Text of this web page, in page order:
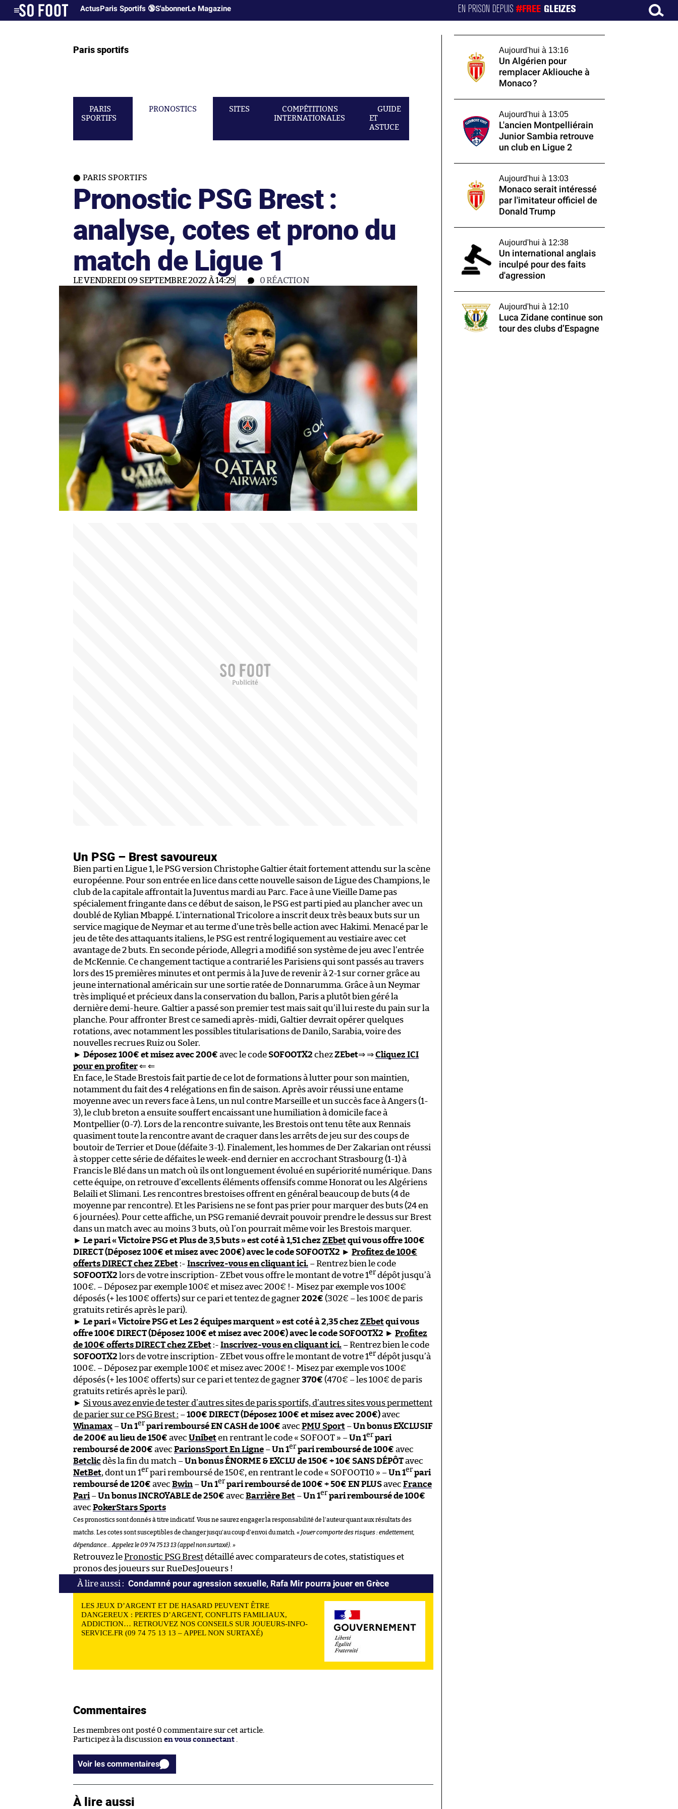
ActusParis Sportifs 🔞S'abonnerLe Magazine EN PRISON DEPUIS#FREE GLEIZES
Paris sportifs
PARIS
SPORTIFS
PRONOSTICS SITES
COMPÉTITIONS
INTERNATIONALES
GUIDE
ET
ASTUCE
PARIS SPORTIFS
Pronostic PSG Brest :
analyse, cotes et prono du
match de Ligue 1
LE VENDREDI 09 SEPTEMBRE 2022 À 14:29 0RÉACTION
Un PSG – Brest savoureux
Bien parti en Ligue 1, le PSG version Christophe Galtier était fortement attendu sur la scène
européenne. Pour son entrée en lice dans cette nouvelle saison de Ligue des Champions, le
club de la capitale affrontait la Juventus mardi au Parc. Face à une Vieille Dame pas
spécialement fringante dans ce début de saison, le PSG est parti pied au plancher avec un
doublé de Kylian Mbappé. L’international Tricolore a inscrit deux très beaux buts sur un
service magique de Neymar et au terme d’une très belle action avec Hakimi. Menacé par le
jeu de tête des attaquants italiens, le PSG est rentré logiquement au vestiaire avec cet
avantage de 2 buts. En seconde période, Allegri a modifié son système de jeu avec l’entrée
de McKennie. Ce changement tactique a contrarié les Parisiens qui sont passés au travers
lors des 15 premières minutes et ont permis à la Juve de revenir à 2-1 sur corner grâce au
jeune international américain sur une sortie ratée de Donnarumma. Grâce à un Neymar
très impliqué et précieux dans la conservation du ballon, Paris a plutôt bien géré la
dernière demi-heure. Galtier a passé son premier test mais sait qu’il lui reste du pain sur la
planche. Pour affronter Brest ce samedi après-midi, Galtier devrait opérer quelques
rotations, avec notamment les possibles titularisations de Danilo, Sarabia, voire des
nouvelles recrues Ruiz ou Soler.
► Déposez 100€ et misez avec 200€ avec le code SOFOOTX2 chezZEbet⇒ ⇒Cliquez ICI
pour en profiter⇐ ⇐
En face, le Stade Brestois fait partie de ce lot de formations à lutter pour son maintien,
notamment du fait des 4 relégations en fin de saison. Après avoir réussi une entame
moyenne avec un revers face à Lens, un nul contre Marseille et un succès face à Angers (1-
3), le club breton a ensuite souffert encaissant une humiliation à domicile face à
Montpellier (0-7). Lors de la rencontre suivante, les Brestois ont tenu tête aux Rennais
quasiment toute la rencontre avant de craquer dans les arrêts de jeu sur des coups de
boutoir de Terrier et Doue (défaite 3-1). Finalement, les hommes de Der Zakarian ont réussi
à stopper cette série de défaites le week-end dernier en accrochant Strasbourg (1-1) à
Francis le Blé dans un match où ils ont longuement évolué en supériorité numérique. Dans
cette équipe, on retrouve d’excellents éléments offensifs comme Honorat ou les Algériens
Belaili et Slimani. Les rencontres brestoises offrent en général beaucoup de buts (4 de
moyenne par rencontre). Et les Parisiens ne se font pas prier pour marquer des buts (24 en
6 journées). Pour cette affiche, un PSG remanié devrait pouvoir prendre le dessus sur Brest
dans un match avec au moins 3 buts, où l’on pourrait même voir les Brestois marquer.
► Le pari « Victoire PSG et Plus de 3,5 buts » est coté à 1,51 chez ZEbetqui vous offre 100€
DIRECT (Déposez 100€ et misez avec 200€) avec le code SOFOOTX2 ► Profitez de 100€
offerts DIRECT chez ZEbet :- Inscrivez-vous en cliquant ici. – Rentrez bien le code
SOFOOTX2 lors de votre inscription- ZEbet vous offre le montant de votre 1er dépôt jusqu’à
100€. – Déposez par exemple 100€ et misez avec 200€ !- Misez par exemple vos 100€
déposés (+ les 100€ offerts) sur ce pari et tentez de gagner202€ (302€ – les 100€ de paris
gratuits retirés après le pari).
► Le pari « Victoire PSG et Les 2 équipes marquent » est coté à 2,35 chez ZEbetqui vous
offre 100€ DIRECT (Déposez 100€ et misez avec 200€) avec le code SOFOOTX2 ► Profitez
de 100€ offerts DIRECT chez ZEbet :- Inscrivez-vous en cliquant ici. – Rentrez bien le code
SOFOOTX2 lors de votre inscription- ZEbet vous offre le montant de votre 1er dépôt jusqu’à
100€. – Déposez par exemple 100€ et misez avec 200€ !- Misez par exemple vos 100€
déposés (+ les 100€ offerts) sur ce pari et tentez de gagner370€ (470€ – les 100€ de paris
gratuits retirés après le pari).
► Si vous avez envie de tester d’autres sites de paris sportifs, d’autres sites vous permettent
de parier sur ce PSG Brest : –100€ DIRECT (Déposez 100€ et misez avec 200€)avec
Winamax –Un 1er pari remboursé EN CASH de 100€ avec PMU Sport –Un bonus EXCLUSIF
de 200€ au lieu de 150€ avec Unibeten rentrant le code « SOFOOT » –Un 1er pari
remboursé de 200€ avec ParionsSport En Ligne –Un 1er pari remboursé de 100€ avec
Betclicdès la fin du match –Un bonus ÉNORME & EXCLU de 150€ + 10€ SANS DÉPÔTavec
NetBet, dont un 1er pari remboursé de 150€, en rentrant le code « SOFOOT10 » –Un 1er pari
remboursé de 120€ avec Bwin –Un 1er pari remboursé de 100€ + 50€ EN PLUSavec France
Pari–Un bonus INCROYABLE de 250€ avec Barrière Bet –Un 1er pari remboursé de 100€
avec PokerStars Sports
Ces pronostics sont donnés à titre indicatif. Vous ne saurez engager la responsabilité de l’auteur quant aux résultats des
matchs. Les cotes sont susceptibles de changer jusqu’au coup d’envoi du match. « Jouer comporte des risques : endettement,
dépendance… Appelez le 09 74 75 13 13 (appel non surtaxé). »
Retrouvez lePronostic PSG Brestdétaillé avec comparateurs de cotes, statistiques et
pronos des joueurs sur RueDesJoueurs !
Condamné pour agression sexuelle, Rafa Mir pourra jouer en Grèce
LES JEUX D’ARGENT ET DE HASARD PEUVENT ÊTRE
DANGEREUX : PERTES D’ARGENT, CONFLITS FAMILIAUX,
ADDICTION… RETROUVEZ NOS CONSEILS SUR JOUEURS-INFO-
SERVICE.FR (09 74 75 13 13 – APPEL NON SURTAXÉ)
Commentaires
Les membres ont posté 0 commentaire sur cet article.
Participez à la discussion en vous connectant .
Voir les commentaires
À lire aussi
Aujourd'hui à 13:16
Un Algérien pour
remplacer Akliouche à
Monaco ?
Aujourd'hui à 13:05
L'ancien Montpelliérain
Junior Sambia retrouve
un club en Ligue 2
Aujourd'hui à 13:03
Monaco serait intéressé
par l'imitateur officiel de
Donald Trump
Aujourd'hui à 12:38
Un international anglais
inculpé pour des faits
d'agression
Aujourd'hui à 12:10
Luca Zidane continue son
tour des clubs d’Espagne